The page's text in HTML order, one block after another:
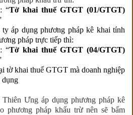
“Tờ khai thuế GTGT (01/GTGT)
áp dụng phương pháp kê khai tính
pháp trực tiếp thì:
“Tờ khai thuế GTGT (04/GTGT)
tờ khai thuế GTGT mà doanh nghiệp
dụng
Ưng áp dụng phương pháp kê
phương pháp khấu trừ nên sẽ bấm